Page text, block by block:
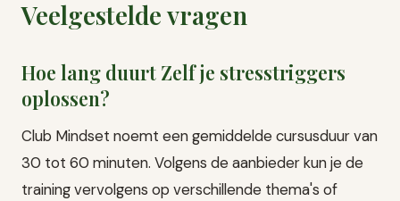
Veelgestelde vragen
Hoe lang duurt Zelf je stresstriggers
oplossen?
Club Mindset noemt een gemiddelde cursusduur van
30 tot 60 minuten. Volgens de aanbieder kun je de
training vervolgens op verschillende thema's of